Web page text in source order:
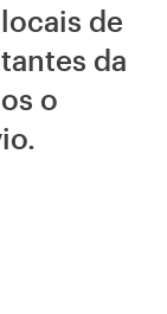
de
da
o